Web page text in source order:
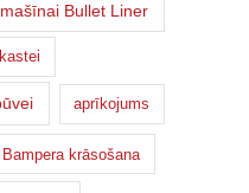
Bullet Liner
aprīkojums
Bampera krāsošana